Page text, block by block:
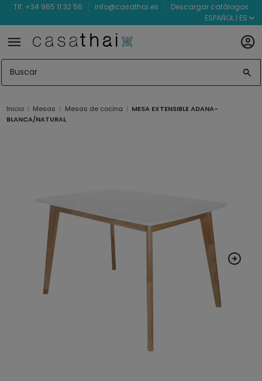
Tlf. +34 965 11 32 56 info@casathai.es
Descargar catálogos
ESPAÑOL | ES
Inicio Mesas Mesas de cocina
MESA EXTENSIBLE ADANA-
BLANCA/NATURAL